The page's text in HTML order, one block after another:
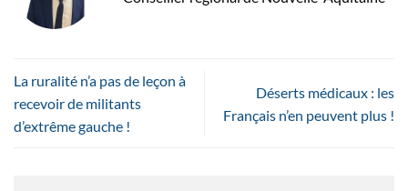
La ruralité n’a pas de leçon à
recevoir de militants
d’extrême gauche !
Déserts médicaux : les
Français n’en peuvent plus !